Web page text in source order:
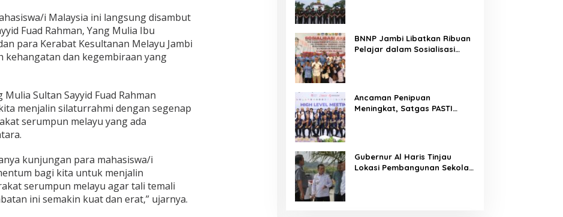
i Malaysia ini langsung disambut
Fuad Rahman, Yang Mulia Ibu
para Kerabat Kesultanan Melayu Jambi
kehangatan dan kegembiraan yang
Sultan Sayyid Fuad Rahman
menjalin silaturrahmi dengan segenap
serumpun melayu yang ada
kunjungan para mahasiswa/i
bagi kita untuk menjalin
serumpun melayu agar tali temali
ini semakin kuat dan erat,” ujarnya.
BNNP Jambi Libatkan Ribuan
Pelajar dalam Sosialisasi
Ancaman Penipuan
Meningkat, Satgas PASTI
Gubernur Al Haris Tinjau
Lokasi Pembangunan Sekolah